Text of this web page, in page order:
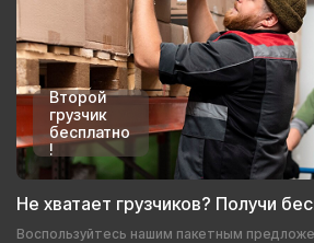
Второй
грузчик
бесплатно
!
Не хватает грузчиков? Получи
Воспользуйтесь нашим пакетным